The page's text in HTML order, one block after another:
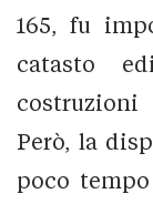
165, fu
catasto
Però, la
poco